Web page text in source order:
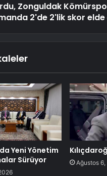
Zonguldak
2'de 2'lik skor
Yeni Yönetim
Sürüyor
Ağustos